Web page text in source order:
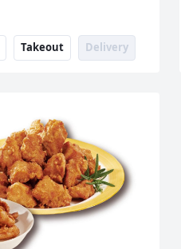
Takeout Delivery